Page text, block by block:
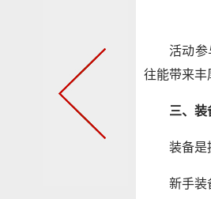
活动
往能带来丰
三、装
装备是
新手装